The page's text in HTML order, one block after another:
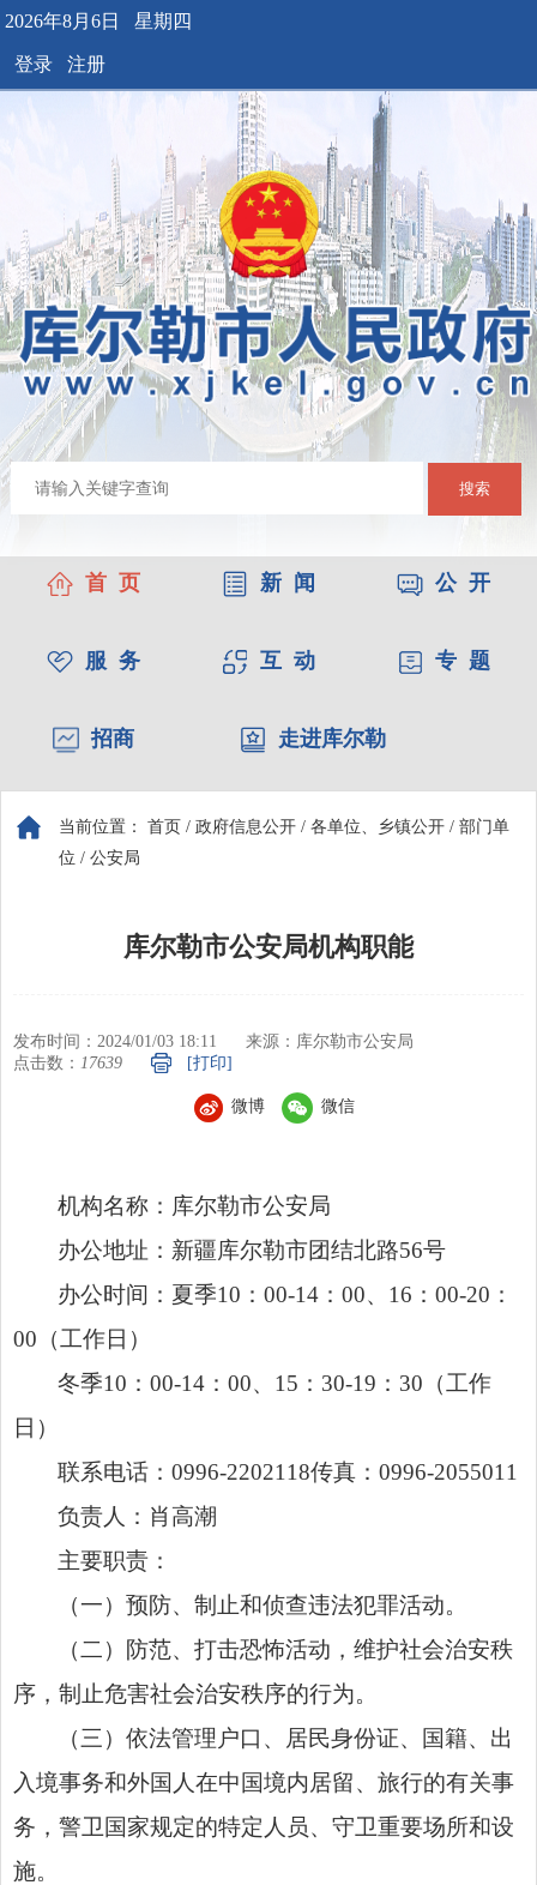
2026年8月6日 星期四
登录 注册
搜索
首 页 新 闻 公 开
服 务 互 动 专 题
招商 走进库尔勒
当前位置： 首页 / 政府信息公开 / 各单位、乡镇公开 / 部门单
位 / 公安局
库尔勒市公安局机构职能
发布时间：2024/01/03 18:11
来源：库尔勒市公安局
点击数： 17639 [打印]
微博 微信
机构名称：库尔勒市公安局
办公地址：新疆库尔勒市团结北路56号
办公时间：夏季10：00-14：00、16：00-20：
00（工作日）
冬季10：00-14：00、15：30-19：30（工作
日）
联系电话：0996-2202118传真：0996-2055011
负责人：肖高潮
主要职责：
（一）预防、制止和侦查违法犯罪活动。
（二）防范、打击恐怖活动，维护社会治安秩
序，制止危害社会治安秩序的行为。
（三）依法管理户口、居民身份证、国籍、出
入境事务和外国人在中国境内居留、旅行的有关事
务，警卫国家规定的特定人员、守卫重要场所和设
施。